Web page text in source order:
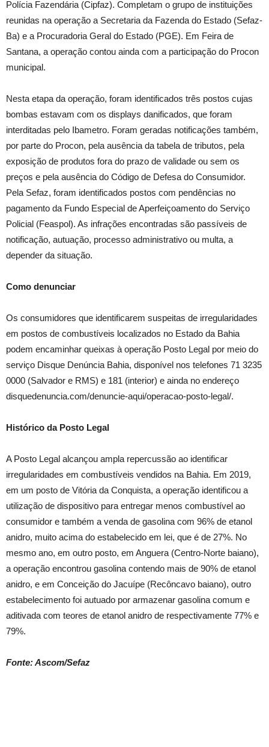
Polícia Fazendária (Cipfaz). Completam o grupo de instituições
reunidas na operação a Secretaria da Fazenda do Estado (Sefaz-
Ba) e a Procuradoria Geral do Estado (PGE). Em Feira de
Santana, a operação contou ainda com a participação do Procon
municipal.
Nesta etapa da operação, foram identificados três postos cujas
bombas estavam com os displays danificados, que foram
interditadas pelo Ibametro. Foram geradas notificações também,
por parte do Procon, pela ausência da tabela de tributos, pela
exposição de produtos fora do prazo de validade ou sem os
preços e pela ausência do Código de Defesa do Consumidor.
Pela Sefaz, foram identificados postos com pendências no
pagamento da Fundo Especial de Aperfeiçoamento do Serviço
Policial (Feaspol). As infrações encontradas são passíveis de
notificação, autuação, processo administrativo ou multa, a
depender da situação.
Como denunciar
Os consumidores que identificarem suspeitas de irregularidades
em postos de combustíveis localizados no Estado da Bahia
podem encaminhar queixas à operação Posto Legal por meio do
serviço Disque Denúncia Bahia, disponível nos telefones 71 3235
0000 (Salvador e RMS) e 181 (interior) e ainda no endereço
disquedenuncia.com/denuncie-aqui/operacao-posto-legal/.
Histórico da Posto Legal
A Posto Legal alcançou ampla repercussão ao identificar
irregularidades em combustíveis vendidos na Bahia. Em 2019,
em um posto de Vitória da Conquista, a operação identificou a
utilização de dispositivo para entregar menos combustível ao
consumidor e também a venda de gasolina com 96% de etanol
anidro, muito acima do estabelecido em lei, que é de 27%. No
mesmo ano, em outro posto, em Anguera (Centro-Norte baiano),
a operação encontrou gasolina contendo mais de 90% de etanol
anidro, e em Conceição do Jacuípe (Recôncavo baiano), outro
estabelecimento foi autuado por armazenar gasolina comum e
aditivada com teores de etanol anidro de respectivamente 77% e
79%.
Fonte: Ascom/Sefaz